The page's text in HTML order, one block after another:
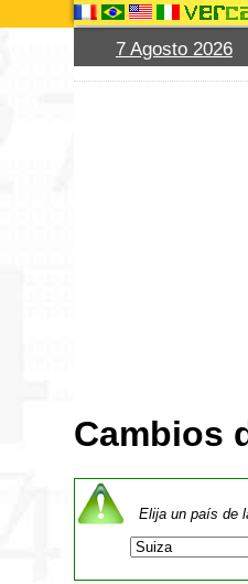
7 Agosto 2026
Cambios
Elija un país de